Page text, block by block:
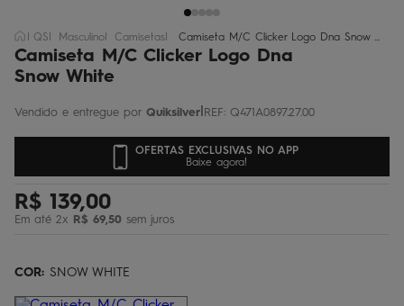
QS Masculino Camisetas Camiseta M/C Clicker Logo Dna Snow White
Camiseta M/C Clicker Logo Dna
Snow White
Quiksilver|REF: Q471A0897.27.00
OFERTAS EXCLUSIVAS NO APP
Baixe agora!
R$ 139,00
Em até 2x R$ 69,50 sem juros
COR: SNOW WHITE
6º óculos
7º jaqueta
8º boardshort
chinelo
10º calça